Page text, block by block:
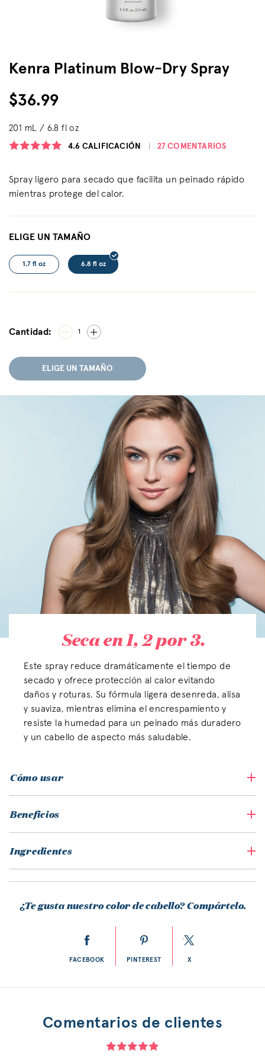
Kenra Platinum Blow-Dry Spray
$36.99
201 mL / 6.8 fl oz
4.6 CALIFICACIÓN 27 COMENTARIOS
Spray ligero para secado que facilita un peinado rápido
mientras protege del calor.
ELIGE UN TAMAÑO
1.7 fl oz 6.8 fl oz
Cantidad: 1
ELIGE UN TAMAÑO
Seca en 1, 2 por 3.
Este spray reduce dramáticamente el tiempo de
secado y ofrece protección al calor evitando
daños y roturas. Su fórmula ligera desenreda, alisa
y suaviza, mientras elimina el encrespamiento y
resiste la humedad para un peinado más duradero
y un cabello de aspecto más saludable.
Cómo usar
Beneficios
Ingredientes
¿Te gusta nuestro color de cabello? Compártelo.
FACEBOOK PINTEREST X
Comentarios de clientes